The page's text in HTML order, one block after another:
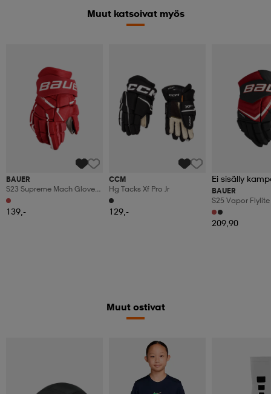
Muut katsoivat myös
BAUER
S23 Supreme Mach Glove-
Sr
139,-
CCM
Hg Tacks Xf Pro Jr
129,-
Ei sisälly
BAUER
S25 Vapor
209,90
Muut ostivat